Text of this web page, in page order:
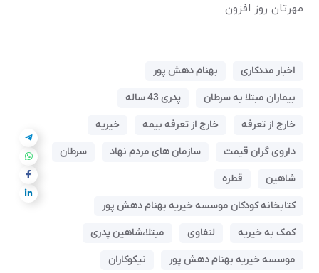
مهرتان روز افزون
اخبار مددکاری
بهنام دهش پور
بیماران مبتلا به سرطان
پدری 43 ساله
خارج از تعرفه
خارج از تعرفه بیمه
خیریه
داروی گران قیمت
سازمان های مردم نهاد
سرطان
شاهین
قطره
کتابخانه کودکان موسسه خیریه بهنام دهش پور
کمک به خیریه
لنفاوی
مبتلا،شاهین پدری
موسسه خیریه بهنام دهش پور
نیکوکاران